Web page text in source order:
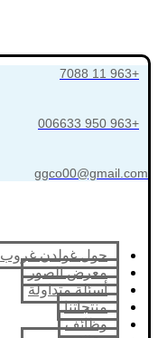
+963 11 7088
+963 950 006633
ggco00@gmail.com
حول غولدن غروب
معرض الصور
أسئلة متداولة
منتجاتنا
وظائف